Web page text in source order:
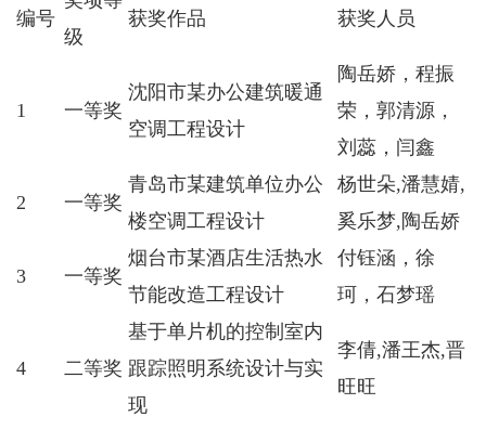
编号
级
获奖作品 获奖人员
1 一等奖
沈阳市某办公建筑暖通
空调工程设计
陶岳娇，程振
荣，郭清源，
刘蕊，闫鑫
2 一等奖
青岛市某建筑单位办公
楼空调工程设计
杨世朵,潘慧婧,
奚乐梦,陶岳娇
3 一等奖
烟台市某酒店生活热水
节能改造工程设计
付钰涵，徐
珂，石梦瑶
4 二等奖
基于单片机的控制室内
跟踪照明系统设计与实
现
李倩,潘王杰,晋
旺旺